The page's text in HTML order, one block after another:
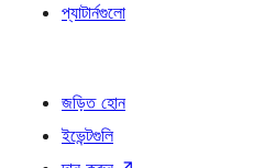
প্যাটার্নগুলো
জড়িত হোন
ইভেন্টগুলি